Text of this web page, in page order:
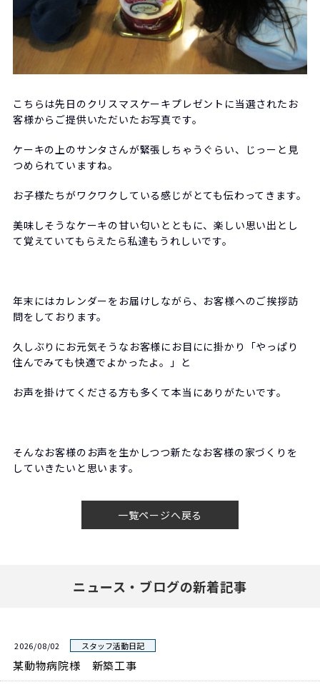
こちらは先日のクリスマスケーキプレゼントに当選されたお
客様からご提供いただいたお写真です。
ケーキの上のサンタさんが緊張しちゃうぐらい、じっーと見
つめられていますね。
お子様たちがワクワクしている感じがとても伝わってきます。
美味しそうなケーキの甘い匂いとともに、楽しい思い出とし
て覚えていてもらえたら私達もうれしいです。
年末にはカレンダーをお届けしながら、お客様へのご挨拶訪
問をしております。
久しぶりにお元気そうなお客様にお目にに掛かり「やっぱり
住んでみても快適でよかったよ。」と
お声を掛けてくださる方も多くて本当にありがたいです。
そんなお客様のお声を生かしつつ新たなお客様の家づくりを
していきたいと思います。
一覧ページへ戻る
ニュース・ブログの新着記事
2026/08/02 スタッフ活動日記
某動物病院様 新築工事